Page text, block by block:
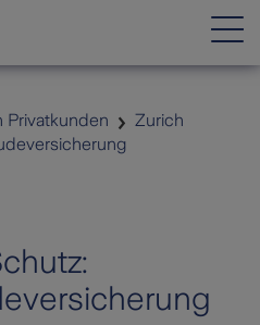
Privatkunden
Zurich